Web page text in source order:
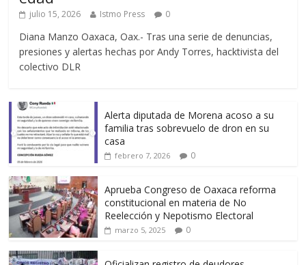
julio 15, 2026 Istmo Press 0
Diana Manzo Oaxaca, Oax.- Tras una serie de denuncias,
presiones y alertas hechas por Andy Torres, hacktivista del
colectivo DLR
Alerta diputada de Morena acoso a su
familia tras sobrevuelo de dron en su
casa
febrero 7, 2026 0
Aprueba Congreso de Oaxaca reforma
constitucional en materia de No
Reelección y Nepotismo Electoral
marzo 5, 2025 0